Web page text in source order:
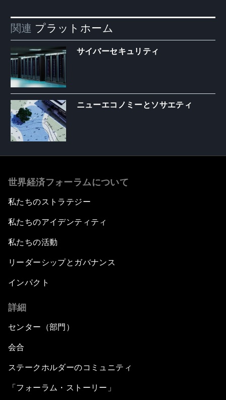
関連 プラットホーム
サイバーセキュリティ
ニューエコノミーとソサエティ
世界経済フォーラムについて
私たちのストラテジー
私たちのアイデンティティ
私たちの活動
リーダーシップとガバナンス
インパクト
詳細
センター（部門）
会合
ステークホルダーのコミュニティ
「フォーラム・ストーリー」